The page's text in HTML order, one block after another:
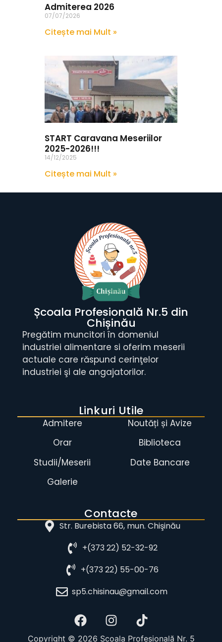
Admiterea 2026
07/07/2026
Citește mai Mult »
START Caravana Meseriilor
2025-2026!!!
14/12/2025
Citește mai Mult »
Școala Profesională Nr.5 din
Chișinău
Pregătim muncitori în domeniul
industriei alimentare si oferim meserii
actuale care răspund cerinţelor
industriei şi ale angajatorilor.
Linkuri Utile
Admitere
Orar
Studii/Meserii
Galerie
Noutăți și Avize
Biblioteca
Date Bancare
Contacte
Str. Burebista 66, mun. Chişinău
+(373 22) 52-32-92
+(373 22) 55-00-76
sp5.chisinau@gmail.com
Copyright © 2026 Școala Profesională Nr. 5